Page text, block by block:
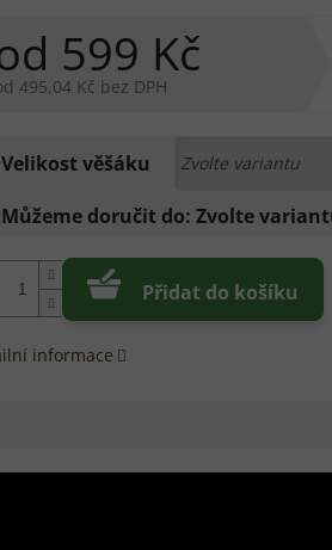
599 Kč
495,04 Kč bez DPH
Velikost věšáku
Můžeme doručit do: Zvolte
Přidat do košíku
informace